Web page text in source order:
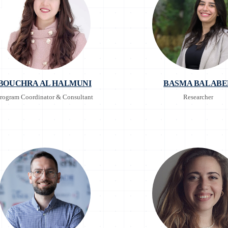
BASMA
Researcher
AL HALMUNI
Coordinator & Consultant